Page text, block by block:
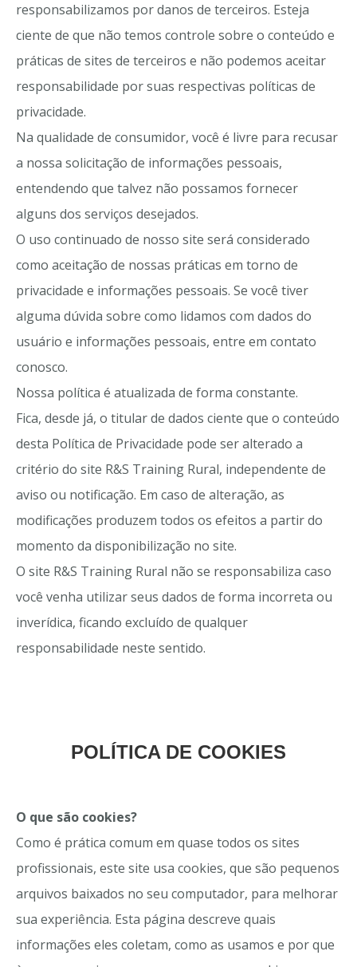
responsabilizamos por danos de terceiros. Esteja
ciente de que não temos controle sobre o conteúdo e
práticas de sites de terceiros e não podemos aceitar
responsabilidade por suas respectivas políticas de
privacidade.
Na qualidade de consumidor, você é livre para recusar
a nossa solicitação de informações pessoais,
entendendo que talvez não possamos fornecer
alguns dos serviços desejados.
O uso continuado de nosso site será considerado
como aceitação de nossas práticas em torno de
privacidade e informações pessoais. Se você tiver
alguma dúvida sobre como lidamos com dados do
usuário e informações pessoais, entre em contato
conosco.
Nossa política é atualizada de forma constante.
Fica, desde já, o titular de dados ciente que o conteúdo
desta Política de Privacidade pode ser alterado a
critério do site R&S Training Rural, independente de
aviso ou notificação. Em caso de alteração, as
modificações produzem todos os efeitos a partir do
momento da disponibilização no site.
O site R&S Training Rural não se responsabiliza caso
você venha utilizar seus dados de forma incorreta ou
inverídica, ficando excluído de qualquer
responsabilidade neste sentido.
POLÍTICA DE COOKIES
O que são cookies?
Como é prática comum em quase todos os sites
profissionais, este site usa cookies, que são pequenos
arquivos baixados no seu computador, para melhorar
sua experiência. Esta página descreve quais
informações eles coletam, como as usamos e por que